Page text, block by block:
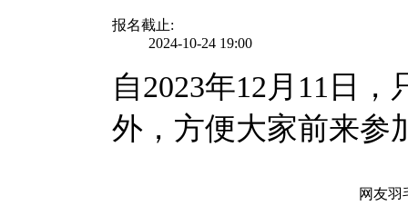
报名截止:
2024-10-24 19:00
自2023年12月11日
外，方便大家前来参
网友羽